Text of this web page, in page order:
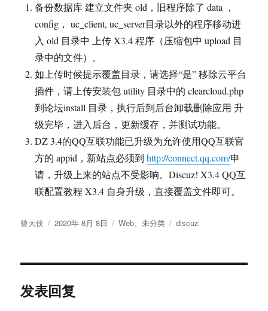
备份数据库 建立文件夹 old，旧程序除了 data ，
config， uc_client, uc_server目录以外的程序移动进
入 old 目录中 上传 X3.4 程序（压缩包中 upload 目
录中的文件）。
如上传时候提示覆盖目录，请选择“是” 移除云平台
插件，请上传安装包 utility 目录中的 clearcloud.php
到论坛install 目录，执行后到后台卸载删除应用 升
级完毕，进入后台，更新缓存，并测试功能。
DZ 3.4的QQ互联功能已升级为允许使用QQ互联官
方的 appid，新站点必须到http://connect.qq.com/申
请，升级上来的站点不受影响。Discuz! X3.4 QQ互
联配置教程 X3.4 自身升级，直接覆盖文件即可。
作
曾大侠
发
2020年 8月 8日
分
Web、未分类
标
discuz
发表回复